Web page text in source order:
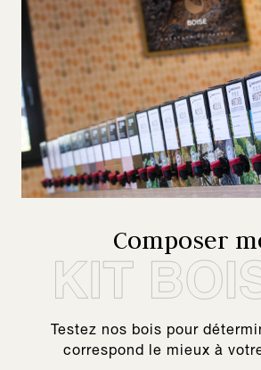
Composer
Testez nos bois pour
correspond le mieux à